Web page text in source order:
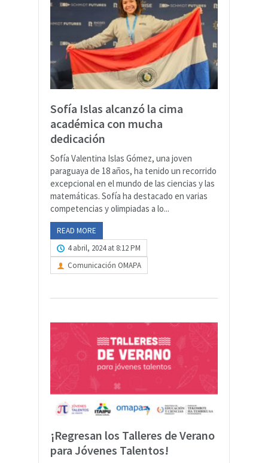
Sofía Islas alcanzó la cima
académica con mucha
dedicación
Sofía Valentina Islas Gómez, una joven
paraguaya de 18 años, ha tenido un recorrido
excepcional en el mundo de las ciencias y las
matemáticas. Sofía ha destacado en varias
competencias y olimpiadas a lo...
READ MORE
4 abril, 2024 at 8:12 PM
Comunicación OMAPA
¡Regresan los Talleres de Verano
para Jóvenes Talentos!